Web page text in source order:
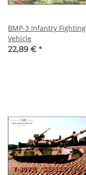
BMP-3 Infantry Fighting
Vehicle
22,89 € *